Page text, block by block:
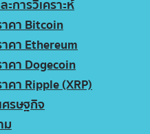
ะการวิเคราะห์
คา Bitcoin
คา Ethereum
คา Dogecoin
คา Ripple (XRP)
รษฐกิจ
ม